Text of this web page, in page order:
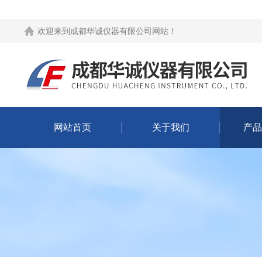
欢迎来到 成都华诚仪器有限公司网站 ！
网站首页 关于我们 产